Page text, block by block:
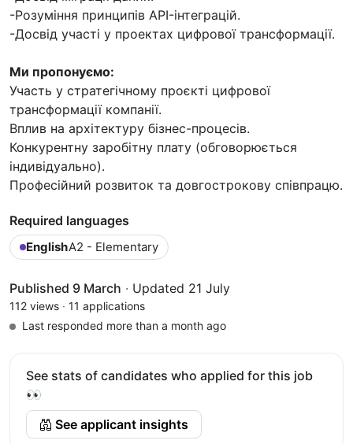
-Розуміння принципів API-інтеграцій.
-Досвід участі у проектах цифрової трансформації.
Ми пропонуємо:
Участь у стратегічному проєкті цифрової
трансформації компанії.
Вплив на архітектуру бізнес-процесів.
Конкурентну заробітну плату (обговорюється
індивідуально).
Професійний розвиток та довгострокову співпрацю.
Required languages
EnglishA2 - Elementary
Published 9 March · Updated 21 July
112 views · 11 applications
Last responded more than a month ago
See stats of candidates who applied for this job
👀
See applicant insights